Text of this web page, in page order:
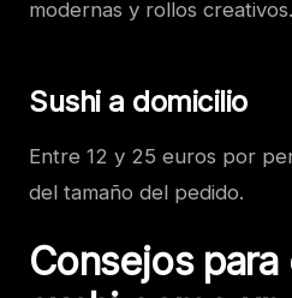
modernas y rollos creativos.
Sushi a domicilio
Entre 12 y 25 euros por
del tamaño del pedido.
Consejos